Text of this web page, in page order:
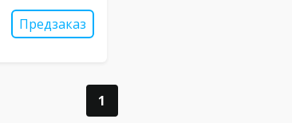
Предзаказ
1